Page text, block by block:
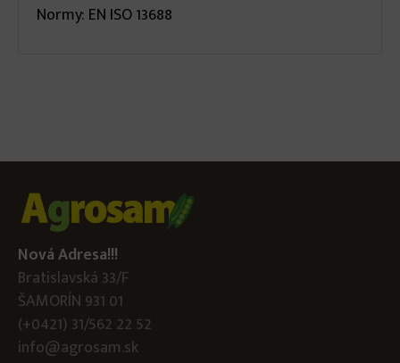
Normy: EN ISO 13688
Nová Adresa!!!
Bratislavská 33/F
ŠAMORÍN 931 01
(+0421) 31/562 22 52
info@agrosam.sk